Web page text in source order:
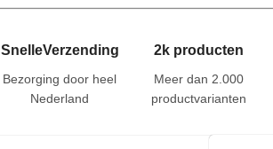
SnelleVerzending
Bezorging door heel
Nederland
2k producten
Meer dan 2.000
productvarianten